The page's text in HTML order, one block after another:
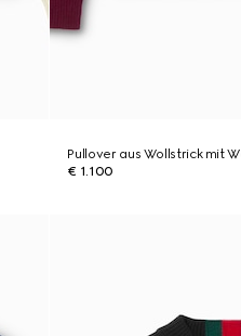
Pullover aus Wollstrick mit
€ 1.100